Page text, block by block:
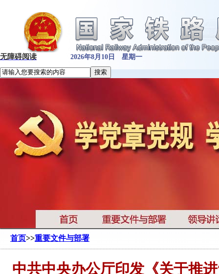
无障碍阅读 2026年8月10日 星期一
首页>>重要文件与部署
中共中央办公厅印发《关于推